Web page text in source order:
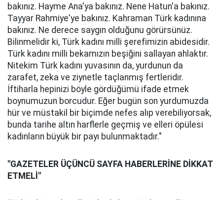
bakınız. Hayme Ana'ya bakınız. Nene Hatun'a bakınız.
Tayyar Rahmiye'ye bakınız. Kahraman Türk kadınına
bakınız. Ne derece saygın olduğunu görürsünüz.
Bilinmelidir ki, Türk kadını milli şerefimizin abidesidir.
Türk kadını milli bekamızın beşiğini sallayan ahlaktır.
Nitekim Türk kadını yuvasının da, yurdunun da
zarafet, zeka ve ziynetle taçlanmış fertleridir.
İftiharla hepinizi böyle gördüğümü ifade etmek
boynumuzun borcudur. Eğer bugün son yurdumuzda
hür ve müstakil bir biçimde nefes alıp verebiliyorsak,
bunda tarihe altın harflerle geçmiş ve elleri öpülesi
kadınların büyük bir payı bulunmaktadır."
"GAZETELER ÜÇÜNCÜ SAYFA HABERLERİNE DİKKAT
ETMELİ"